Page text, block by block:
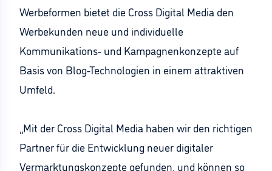
Werbeformen bietet die Cross Digital Media den
Werbekunden neue und individuelle
Kommunikations- und Kampagnenkonzepte auf
Basis von Blog-Technologien in einem attraktiven
Umfeld.
„Mit der Cross Digital Media haben wir den richtigen
Partner für die Entwicklung neuer digitaler
Vermarktungskonzepte gefunden, und können so